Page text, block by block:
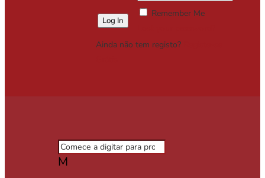
Remember Me
Ainda não tem registo?
M